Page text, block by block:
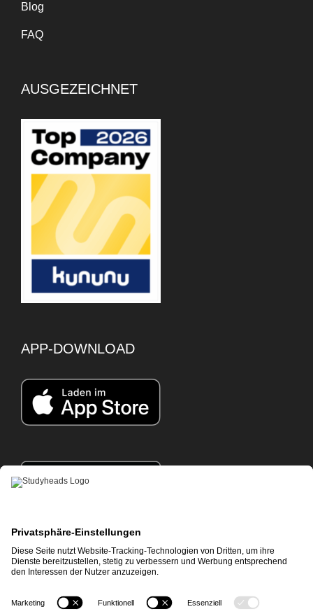
Blog
FAQ
AUSGEZEICHNET
APP-DOWNLOAD
Impressum|Datenschutz
© STUDYHEADS, 2026